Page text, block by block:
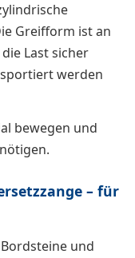
Greifform ist an
Last sicher
werden
bewegen und
– für
und